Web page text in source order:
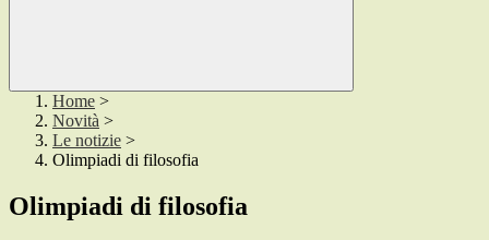
Home >
Novità >
Le notizie >
Olimpiadi di filosofia
Olimpiadi di filosofia